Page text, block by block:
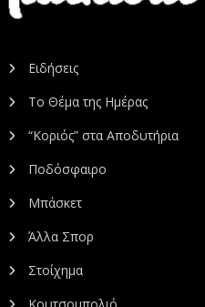
Ειδήσεις
Το Θέμα της Ημέρας
“Κοριός” στα Αποδυτήρια
Ποδόσφαιρο
Μπάσκετ
Άλλα Σπορ
Στοίχημα